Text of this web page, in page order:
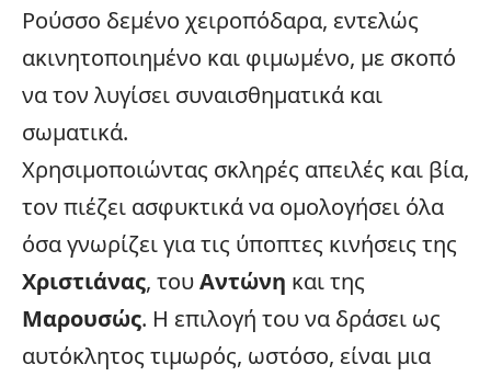
Ρούσσο δεμένο χειροπόδαρα, εντελώς
ακινητοποιημένο και φιμωμένο, με σκοπό
να τον λυγίσει συναισθηματικά και
σωματικά.
Χρησιμοποιώντας σκληρές απειλές και βία,
τον πιέζει ασφυκτικά να ομολογήσει όλα
όσα γνωρίζει για τις ύποπτες κινήσεις της
Χριστιάνας, τουΑντώνη και της
Μαρουσώς. Η επιλογή του να δράσει ως
αυτόκλητος τιμωρός, ωστόσο, είναι μια